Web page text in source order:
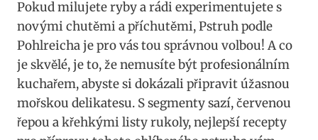
Pokud milujete ryby a rádi experimentujete s
novými ‍chutěmi a ⁣příchutěmi,⁣ Pstruh podle
Pohlreicha je⁣ pro vás tou ‌správnou volbou! A co
⁤je skvělé, je to, že nemusíte být profesionálním
kuchařem,​ abyste si dokázali připravit úžasnou
mořskou delikatesu. S ‌segmenty sazí, červenou
řepou⁤ a‍ křehkými listy rukoly,⁢ nejlepší recepty